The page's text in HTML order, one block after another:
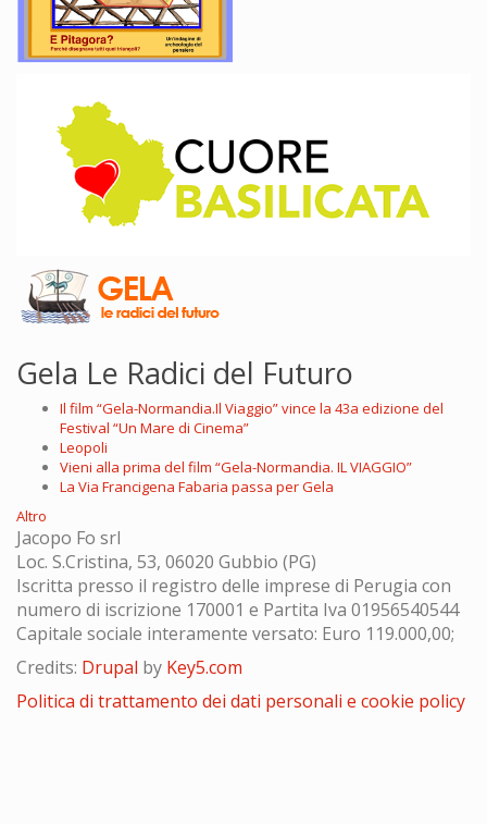
Gela Le Radici del Futuro
Il film “Gela-Normandia.Il Viaggio” vince la 43a edizione del
Festival “Un Mare di Cinema”
Leopoli
Vieni alla prima del film “Gela-Normandia. IL VIAGGIO”
La Via Francigena Fabaria passa per Gela
Altro
Jacopo Fo srl
Loc. S.Cristina, 53, 06020 Gubbio (PG)
Iscritta presso il registro delle imprese di Perugia con
numero di iscrizione 170001 e Partita Iva 01956540544
Capitale sociale interamente versato: Euro 119.000,00;
Credits: Drupal by Key5.com
Politica di trattamento dei dati personali e cookie policy